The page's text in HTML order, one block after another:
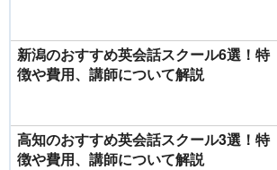
新潟のおすすめ英会話スクール6選！特
徴や費用、講師について解説
高知のおすすめ英会話スクール3選！特
徴や費用、講師について解説